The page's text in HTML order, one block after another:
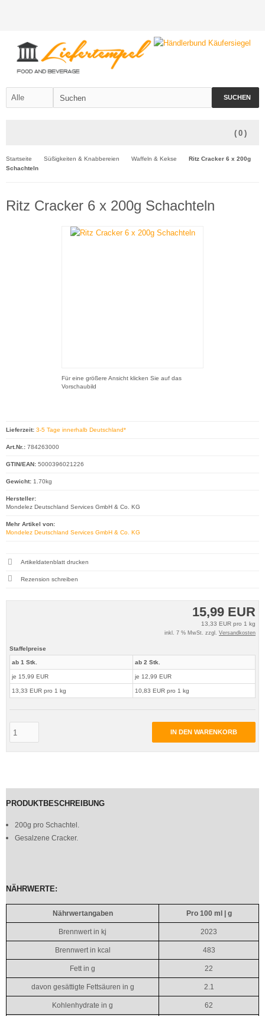
SUCHEN
( 0 )
Startseite Süßigkeiten & Knabbereien Waffeln & Kekse
Ritz Cracker 6 x 200g
Schachteln
Ritz Cracker 6 x 200g Schachteln
Für eine größere Ansicht klicken Sie auf das
Vorschaubild
15,99 EUR
13,33 EUR pro 1 kg
inkl. 7 % MwSt. zzgl. Versandkosten
Staffelpreise
ab 1 Stk.
je 15,99 EUR
13,33 EUR pro 1 kg
ab 2 Stk.
je 12,99 EUR
10,83 EUR pro 1 kg
IN DEN WARENKORB
Lieferzeit: 3-5 Tage innerhalb Deutschland*
Art.Nr.: 784263000
GTIN/EAN: 5000396021226
Gewicht: 1.70kg
Hersteller:
Mondelez Deutschland Services GmbH & Co. KG
Mehr Artikel von:
Mondelez Deutschland Services GmbH & Co. KG
Artikeldatenblatt drucken
Rezension schreiben
PRODUKTBESCHREIBUNG
200g pro Schachtel.
Gesalzene Cracker.
NÄHRWERTE:
Nährwertangaben Pro 100 ml | g
Brennwert in kj 2023
Brennwert in kcal 483
Fett in g 22
davon gesättigte Fettsäuren in g 2.1
Kohlenhydrate in g 62